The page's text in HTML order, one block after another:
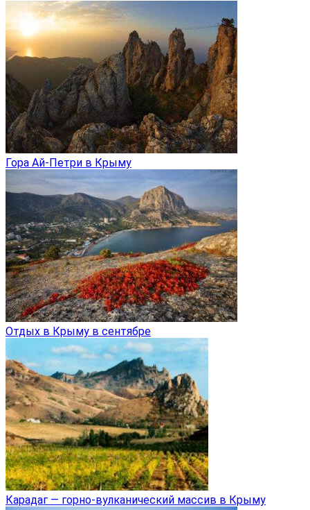
Гора Ай-Петри в Крыму
Отдых в Крыму в сентябре
Карадаг — горно-вулканический массив в Крыму